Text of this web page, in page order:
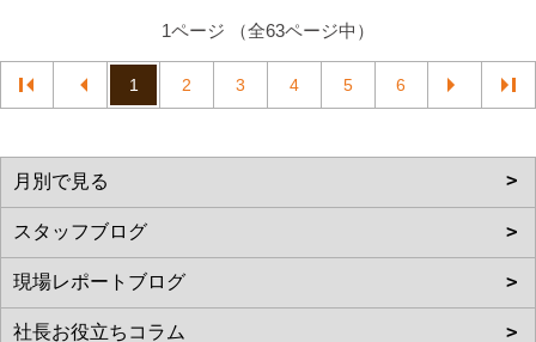
1ページ （全63ページ中）
1 2 3 4 5 6